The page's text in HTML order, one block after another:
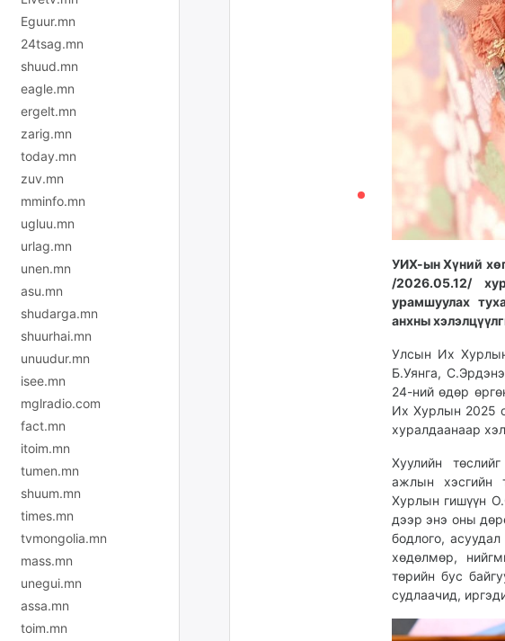
Eguur.mn
24tsag.mn
shuud.mn
eagle.mn
ergelt.mn
zarig.mn
today.mn
zuv.mn
mminfo.mn
ugluu.mn
urlag.mn
unen.mn
asu.mn
shudarga.mn
shuurhai.mn
unuudur.mn
isee.mn
mglradio.com
fact.mn
itoim.mn
tumen.mn
shuum.mn
times.mn
tvmongolia.mn
mass.mn
unegui.mn
assa.mn
toim.mn
УИХ-ын Хүний
/2026.05.12/
урамшуулах
анхны
Улсын Их
Б.Уянга,
24-ний өдөр
Их Хурлын 2025
хуралдаанаар
Хуулийн
ажлын хэсгийн
Хурлын гишүүн
дээр энэ оны
бодлого,
хөдөлмөр,
төрийн бус
судлаачид,